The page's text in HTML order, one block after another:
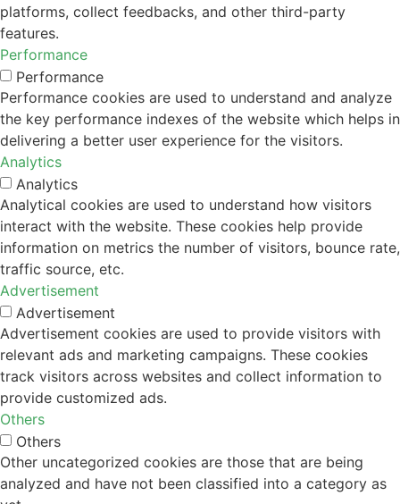
platforms, collect feedbacks, and other third-party
features.
Performance
Performance
Performance cookies are used to understand and analyze
the key performance indexes of the website which helps in
delivering a better user experience for the visitors.
Analytics
Analytics
Analytical cookies are used to understand how visitors
interact with the website. These cookies help provide
information on metrics the number of visitors, bounce rate,
traffic source, etc.
Advertisement
Advertisement
Advertisement cookies are used to provide visitors with
relevant ads and marketing campaigns. These cookies
track visitors across websites and collect information to
provide customized ads.
Others
Others
Other uncategorized cookies are those that are being
analyzed and have not been classified into a category as